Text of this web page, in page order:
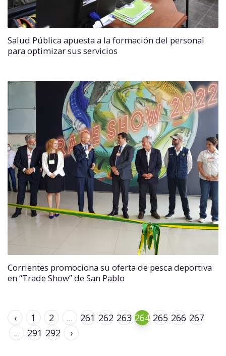
Salud Pública apuesta a la formación del personal
para optimizar sus servicios
Corrientes promociona su oferta de pesca deportiva
en “Trade Show” de San Pablo
‹ 1 2 ... 261 262 263 264 265 266 267
...
291 292 ›